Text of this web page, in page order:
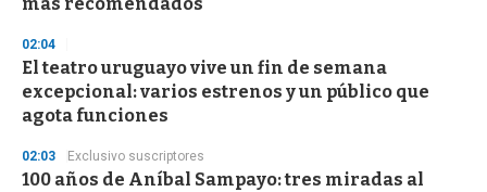
3
s
e
c
o
n
02:04
El teatro uruguayo vive un fin de semana
excepcional: varios estrenos y un público que
agota funciones
02:03 Exclusivo suscriptores
100 años de Aníbal Sampayo: tres miradas al